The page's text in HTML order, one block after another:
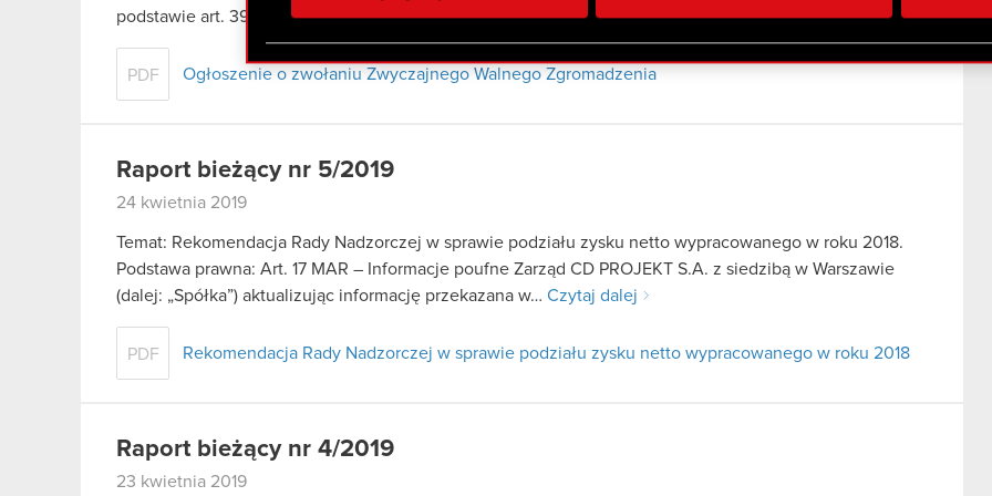
otrzymanymi od Ciebie lub uzyskanymi podczas korzystania z ich usług. Kontynuując
zgadasz się na używanie plików cookie.
podstawie art. 399 § 1…Czytaj dalej
PDF Ogłoszenie o zwołaniu Zwyczajnego Walnego Zgromadzenia
Raport bieżący nr 5/2019
24 kwietnia 2019
Temat: Rekomendacja Rady Nadzorczej w sprawie podziału zysku netto wypracowanego w roku 2018.
Podstawa prawna: Art. 17 MAR – Informacje poufne Zarząd CD PROJEKT S.A. z siedzibą w Warszawie
(dalej: „Spółka”) aktualizując informację przekazana w… Czytaj dalej
PDF Rekomendacja Rady Nadzorczej w sprawie podziału zysku netto wypracowanego w roku 2018
Raport bieżący nr 4/2019
23 kwietnia 2019